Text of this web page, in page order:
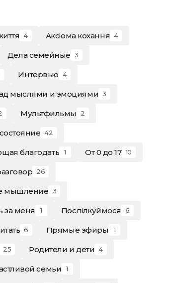
4 Аксіома кохання 4
Дела семейные 3
Интервью 4
мыслями и эмоциями 3
Мультфильмы 2
42
благодать 1 От 0 до 17 10
26
мышление 3
за меня 1 Поспілкуймося 6
6 Прямые эфиры 1
25 Родители и дети 4
семьи 1